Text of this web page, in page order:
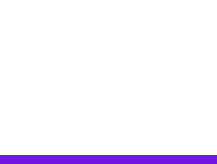
en livraison immédiate